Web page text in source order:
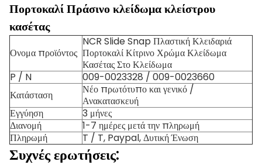
Πορτοκαλί Πράσινο κλείδωμα κλείστρου
κασέτας
Ονομα προϊόντος
NCR Slide Snap Πλαστική Κλειδαριά
Πορτοκαλί Κίτρινο Χρώμα Κλείδωμα
Κασέτας Στο Κλείδωμα
P / N
009-0023328 / 009-0023660
Κατάσταση
Νέο πρωτότυπο και γενικό /
Ανακατασκευή
Εγγύηση
3 μήνες
Διανομή
1-7 ημέρες μετά την πληρωμή
Πληρωμή
T / T, Paypal, Δυτική Ένωση
Συχνές ερωτήσεις: